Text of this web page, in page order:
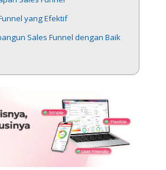
yang Efektif
Sales Funnel dengan Baik